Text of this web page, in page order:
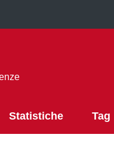
Statistiche Tag